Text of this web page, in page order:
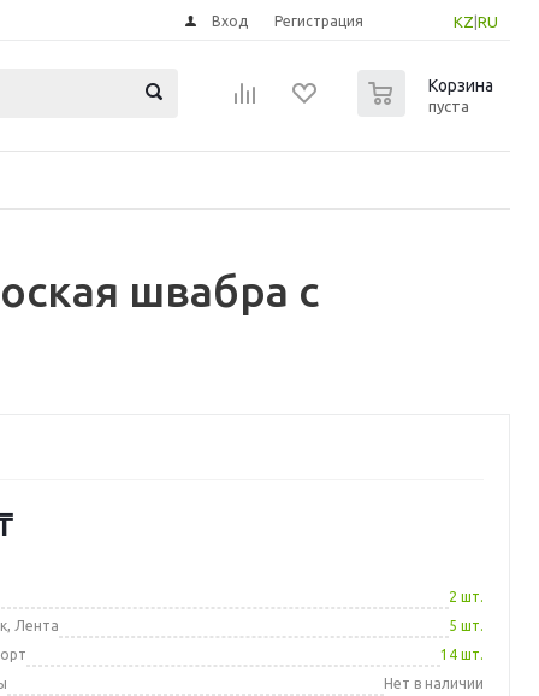
KZ RU
Вход Регистрация
Корзина
пуста
швабра с
2 шт.
Лента
5 шт.
14 шт.
Нет в наличии